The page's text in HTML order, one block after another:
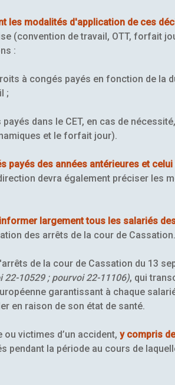
les modalités d'application de ces
(convention de travail, OTT, forfait
:
à congés payés en fonction de la
;
dans le CET, en cas de
et le forfait jour).
payés des années antérieures et
devra également préciser les
largement tous les salariés
des arrêts de la cour de Cassation.
de la cour de Cassation du 13
22-10529 ; pourvoi 22-11106), qui
garantissant à chaque
en raison de son état de santé.
victimes d’un accident, y compris
pendant la période au cours de